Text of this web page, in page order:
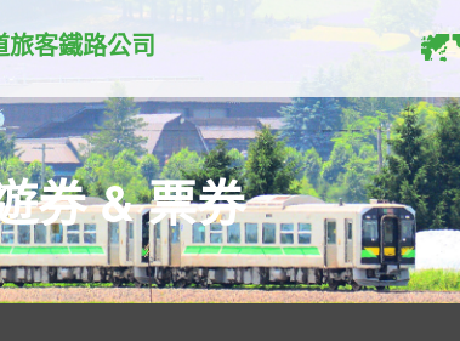
旅客鐵路公司
券 & 票券